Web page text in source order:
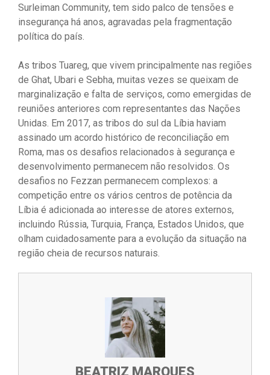
Surleiman Community, tem sido palco de tensões e
insegurança há anos, agravadas pela fragmentação
política do país.
As tribos Tuareg, que vivem principalmente nas regiões
de Ghat, Ubari e Sebha, muitas vezes se queixam de
marginalização e falta de serviços, como emergidas de
reuniões anteriores com representantes das Nações
Unidas. Em 2017, as tribos do sul da Líbia haviam
assinado um acordo histórico de reconciliação em
Roma, mas os desafios relacionados à segurança e
desenvolvimento permanecem não resolvidos. Os
desafios no Fezzan permanecem complexos: a
competição entre os vários centros de potência da
Líbia é adicionada ao interesse de atores externos,
incluindo Rússia, Turquia, França, Estados Unidos, que
olham cuidadosamente para a evolução da situação na
região cheia de recursos naturais.
BEATRIZ MARQUES